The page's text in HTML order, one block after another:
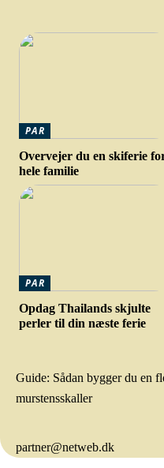
PAR
Overvejer du en skiferie
hele familie
PAR
Opdag Thailands skjulte
perler til din næste ferie
Guide: Sådan bygger du en
murstensskaller
partner@netweb.dk